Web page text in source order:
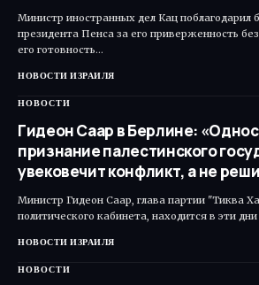
Министр иностранных дел Кац поблагодарил
президента Пенса за его приверженность
его готовность…
НОВОСТИ ИЗРАИЛЯ
НОВОСТИ
Гидеон Саар в Берлине:
признание палестинского
увековечит конфликт, а не
Министр Гидеон Саар, глава партии "Тиква
политического кабинета, находится в эти
НОВОСТИ ИЗРАИЛЯ
НОВОСТИ